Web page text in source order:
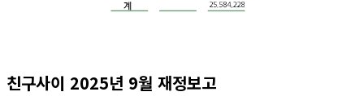
친구사이 2025년 9월 재정보고